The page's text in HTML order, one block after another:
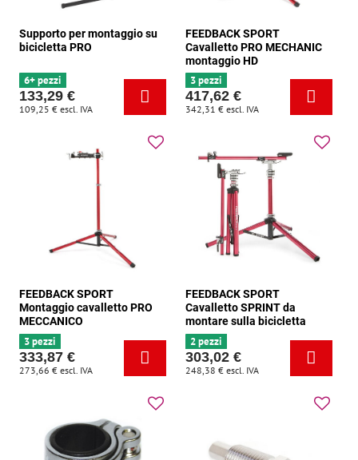
Supporto per montaggio su
bicicletta PRO
6+ pezzi
133,29 €
109,25 € escl. IVA
FEEDBACK SPORT
Cavalletto PRO MECHANIC
montaggio HD
3 pezzi
417,62 €
342,31 € escl. IVA
FEEDBACK SPORT
Montaggio cavalletto PRO
MECCANICO
3 pezzi
333,87 €
273,66 € escl. IVA
FEEDBACK SPORT
Cavalletto SPRINT da
montare sulla bicicletta
2 pezzi
303,02 €
248,38 € escl. IVA